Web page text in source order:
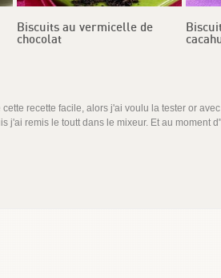
Biscuits au vermicelle de
chocolat
recette facile, alors j'ai voulu la tester or
j'ai remis le toutt dans le mixeur. Et au moment